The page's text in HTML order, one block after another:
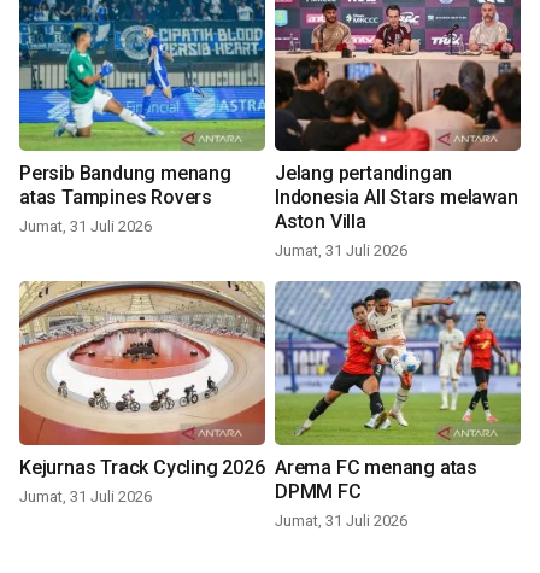
Persib Bandung menang
atas Tampines Rovers
Jumat, 31 Juli 2026
Jelang pertandingan
Indonesia All Stars melawan
Aston Villa
Jumat, 31 Juli 2026
Kejurnas Track Cycling 2026
Jumat, 31 Juli 2026
Arema FC menang atas
DPMM FC
Jumat, 31 Juli 2026